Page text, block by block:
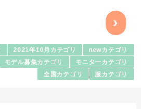
›
2021年10月カテゴリ newカテゴリ
モデル募集カテゴリ モニターカテゴリ
全国カテゴリ 服カテゴリ